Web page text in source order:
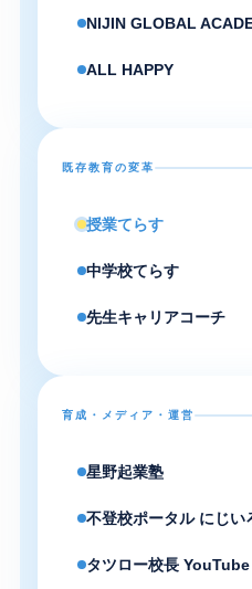
NIJIN GLOBAL
ALL HAPPY
既存教育の変革
授業てらす
中学校てらす
先生キャリアコーチ
育成・メディア・運営
星野起業塾
不登校ポータル にじい
タツロー校長 YouTube